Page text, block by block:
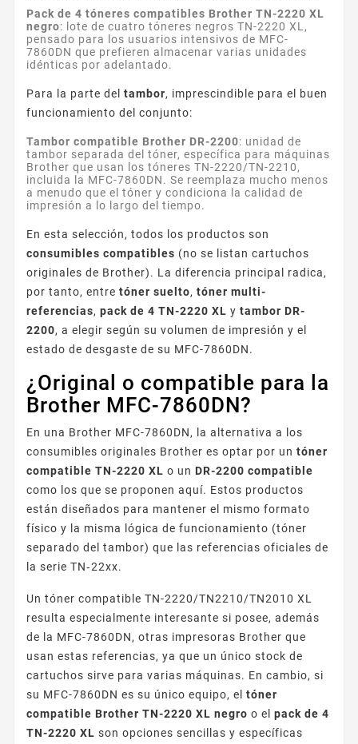
Pack de 4 tóneres compatibles Brother TN-2220 XL
negro: lote de cuatro tóneres negros TN-2220 XL,
pensado para los usuarios intensivos de MFC-
7860DN que prefieren almacenar varias unidades
idénticas por adelantado.
Para la parte del tambor, imprescindible para el buen
funcionamiento del conjunto:
Tambor compatible Brother DR-2200: unidad de
tambor separada del tóner, específica para máquinas
Brother que usan los tóneres TN-2220/TN-2210,
incluida la MFC-7860DN. Se reemplaza mucho menos
a menudo que el tóner y condiciona la calidad de
impresión a lo largo del tiempo.
En esta selección, todos los productos son
consumibles compatibles (no se listan cartuchos
originales de Brother). La diferencia principal radica,
por tanto, entre tóner suelto, tóner multi-
referencias, pack de 4 TN-2220 XL y tambor DR-
2200, a elegir según su volumen de impresión y el
estado de desgaste de su MFC-7860DN.
¿Original o compatible para la
Brother MFC-7860DN?
En una Brother MFC-7860DN, la alternativa a los
consumibles originales Brother es optar por un tóner
compatible TN-2220 XL o un DR-2200 compatible
como los que se proponen aquí. Estos productos
están diseñados para mantener el mismo formato
físico y la misma lógica de funcionamiento (tóner
separado del tambor) que las referencias oficiales de
la serie TN‑22xx.
Un tóner compatible TN-2220/TN2210/TN2010 XL
resulta especialmente interesante si posee, además
de la MFC-7860DN, otras impresoras Brother que
usan estas referencias, ya que un único stock de
cartuchos sirve para varias máquinas. En cambio, si
su MFC-7860DN es su único equipo, el tóner
compatible Brother TN-2220 XL negro o el pack de 4
TN-2220 XL son opciones sencillas y específicas